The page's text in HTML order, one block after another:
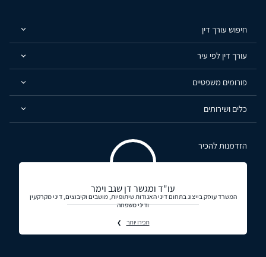
חיפוש עורך דין
עורך דין לפי עיר
פורומים משפטיים
כלים ושירותים
הזדמנות להכיר
עו"ד ומגשר דן שגב וימר
המשרד עוסק בייצוג בתחום דיני האגודות שיתופיות, מושבים וקיבוצים, דיני מקרקעין
ודיני משפחה
תכירו יותר